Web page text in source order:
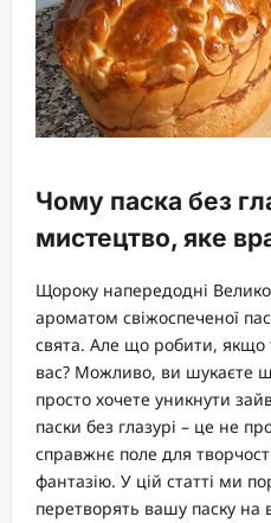
Чому паска без
мистецтво, яке
Щороку напередодні
ароматом свіжоспеченої
свята. Але що робити, якщо
вас? Можливо, ви шукаєте
просто хочете уникнути
паски без глазурі – це не
справжнє поле для
фантазію. У цій статті ми
перетворять вашу паску на